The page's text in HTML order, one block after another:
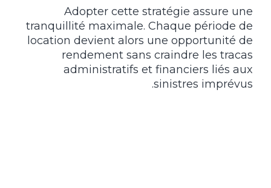
Adopter cette stratégie assure une
tranquillité maximale. Chaque période de
location devient alors une opportunité de
rendement sans craindre les tracas
administratifs et financiers liés aux
sinistres imprévus.